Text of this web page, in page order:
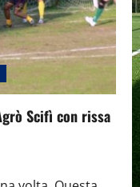
Scifì con rissa